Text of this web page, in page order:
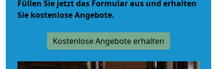
Füllen Sie jetzt das Formular aus und erhalten
Sie kostenlose Angebote.
Kostenlose Angebote erhalten